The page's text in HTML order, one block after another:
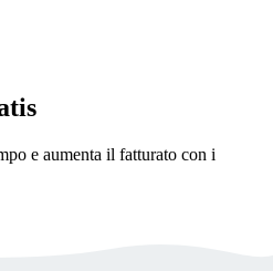
e aumenta il fatturato con i